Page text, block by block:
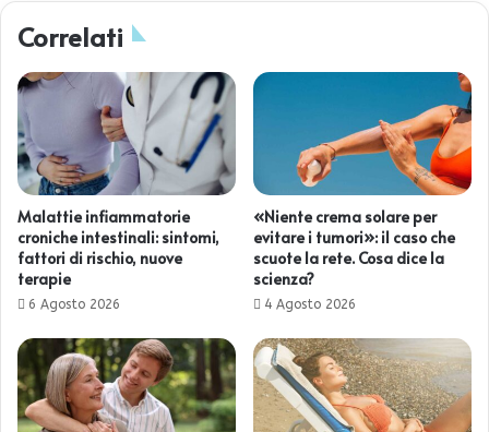
Correlati
Malattie infiammatorie
croniche intestinali: sintomi,
fattori di rischio, nuove
terapie
6 Agosto 2026
«Niente crema solare per
evitare i tumori»: il caso che
scuote la rete. Cosa dice la
scienza?
4 Agosto 2026